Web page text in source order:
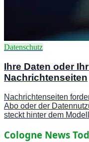
Datenschutz
Ihre Daten oder
Nachrichtenseiten
Nachrichtenseiten
Abo oder der
steckt hinter dem
Cologne News